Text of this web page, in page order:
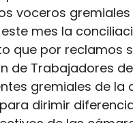
voceros
mes la
que por reclamos
de Trabajadores
gremiales de
dirimir